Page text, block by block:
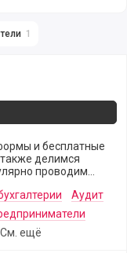
1
и бесплатные
делимся
проводим
Аудит
...См. ещё